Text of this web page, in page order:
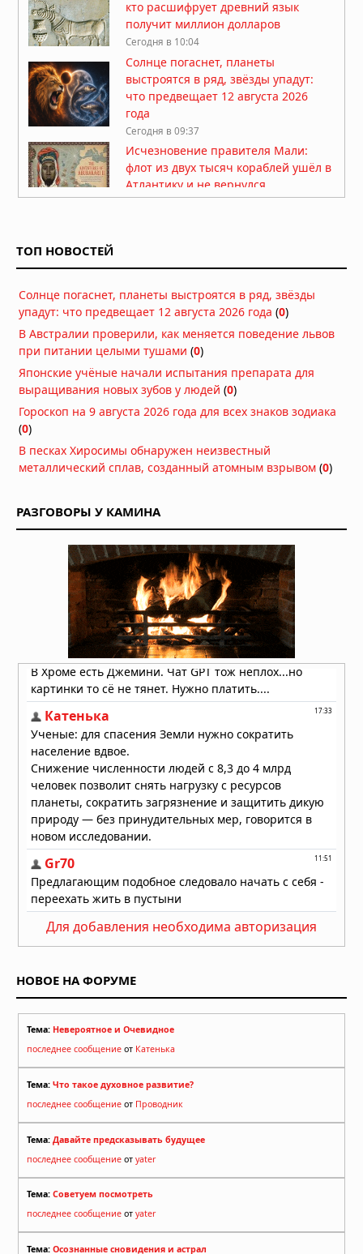
кто расшифрует древний язык
получит миллион долларов
Сегодня в 10:04
Солнце погаснет, планеты
выстроятся в ряд, звёзды упадут:
что предвещает 12 августа 2026
года
Сегодня в 09:37
Исчезновение правителя Мали:
флот из двух тысяч кораблей ушёл в
Атлантику и не вернулся
Феномен двойников и
статистические аномалии ставят
под сомнение естественное
происхождение значительной части
человечества
Вчера в 10:50
В Египте обнаружена
сорокаметровая структура, которую
«Звёздными вратами»
Вчера в 10:45
наследие древних цивилизаций
Вчера в 09:00
Мохенджо-Даро: уроки древнего
города
Вчера в 08:36
Тайны древних цивилизаций:
находки, свидетельствующие о
существовании технологически
развитых обществ
Вчера в 08:30
возрастом до 6000 лет с передовой
технологией металлообработки
Вчера в 08:00
ТОП НОВОСТЕЙ
Солнце погаснет, планеты выстроятся в ряд, звёзды
упадут: что предвещает 12 августа 2026 года (0)
В Австралии проверили, как меняется поведение львов
при питании целыми тушами (0)
Японские учёные начали испытания препарата для
выращивания новых зубов у людей (0)
Гороскоп на 9 августа 2026 года для всех знаков зодиака
(0)
В песках Хиросимы обнаружен неизвестный
металлический сплав, созданный атомным взрывом (0)
РАЗГОВОРЫ У КАМИНА
Для добавления необходима авторизация
НОВОЕ НА ФОРУМЕ
Тема: Невероятное и Очевидное
последнее сообщение от Катенька
Тема: Что такое духовное развитие?
последнее сообщение от Проводник
Тема: Давайте предсказывать будущее
последнее сообщение от yater
Тема: Советуем посмотреть
последнее сообщение от yater
Тема: Осознанные сновидения и астрал